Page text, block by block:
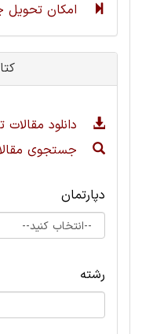
امکان
دانلود
جستجوی
دپارتمان
رشته